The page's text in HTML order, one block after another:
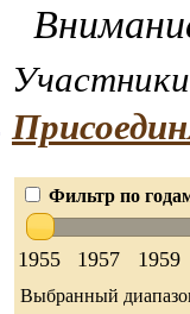
Фильтр по
1955 1957 1959
Выбранный